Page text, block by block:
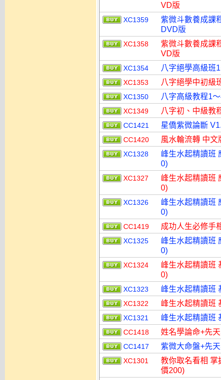
VD版
XC1359
紫微斗數養成課
DVD版
XC1358
紫微斗數養成課
VD版
XC1354 八字絕學高級班
XC1353 八字絕學中初級
XC1350 八字高級教程1
XC1349 八字初、中級教
CC1421 星僑紫微論斷
CC1420 風水輪流轉 中文
XC1328
峰生水起精讀班
0)
XC1327
峰生水起精讀班
0)
XC1326
峰生水起精讀班
0)
CC1419 成功人生必修手
XC1325
峰生水起精讀班
0)
XC1324
峰生水起精讀班
0)
XC1323 峰生水起精讀班
XC1322 峰生水起精讀班
XC1321 峰生水起精讀班
CC1418 姓名學論命+先
CC1417 紫微大命盤+先
XC1301
教你取名看相 掌
價200)